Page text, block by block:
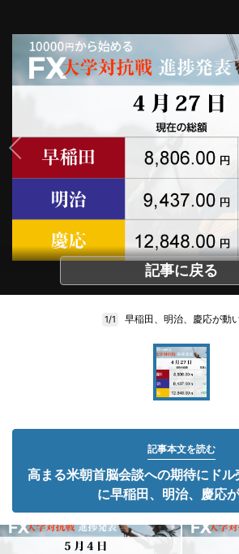
記事に戻る
1/1 早稲田、明治、慶応が動
記事本文を読む
高まる米朝首脳会談への期待にド
に早稲田、明治、慶応